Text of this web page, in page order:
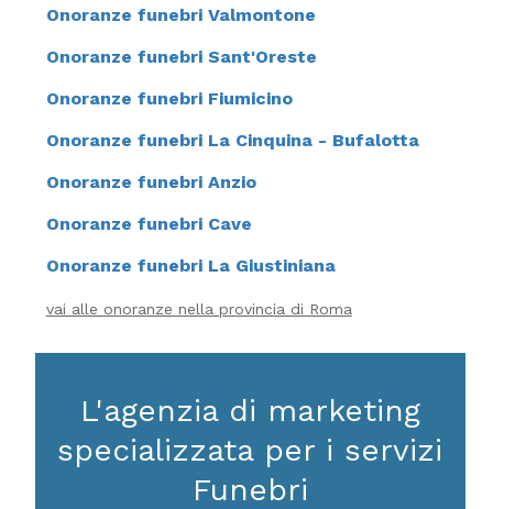
Onoranze funebri Valmontone
Onoranze funebri Sant'Oreste
Onoranze funebri Fiumicino
Onoranze funebri La Cinquina - Bufalotta
Onoranze funebri Anzio
Onoranze funebri Cave
Onoranze funebri La Giustiniana
vai alle onoranze nella provincia di Roma
L'agenzia di marketing
specializzata per i servizi
Funebri